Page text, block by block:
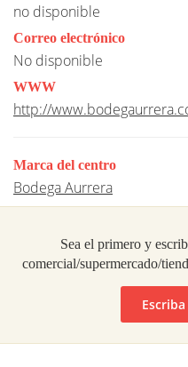
no disponible
Correo electrónico
No disponible
WWW
http://
Marca del centro
Bodega Aurrera
Sea el primero y
comercial/supermercado/